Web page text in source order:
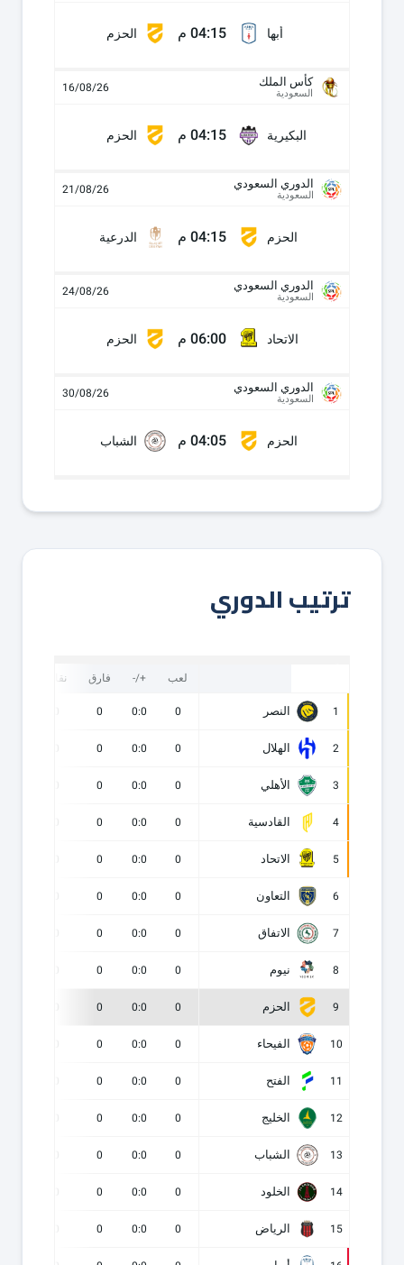
أبها 04:15 م الحزم
كأس الملك
السعودية 16/08/26
البكيرية 04:15 م الحزم
الدوري السعودي
السعودية 21/08/26
الحزم 04:15 م الدرعية
الدوري السعودي
السعودية 24/08/26
الاتحاد 06:00 م الحزم
الدوري السعودي
السعودية 30/08/26
الحزم 04:05 م الشباب
ترتيب الدوري
لعب +/- فارق نقاط
1 النصر 0
0:0
0
2 الهلال 0
0:0
0
3 الأهلي 0
0:0
0
4 القادسية 0
0:0
0
5 الاتحاد 0
0:0
0
6 التعاون 0
0:0
0
7 الاتفاق 0
0:0
0
8 نيوم 0
0:0
0
9 الحزم 0
0:0
0
10 الفيحاء 0
0:0
0
11 الفتح 0
0:0
0
12 الخليج 0
0:0
0
13 الشباب 0
0:0
0
14 الخلود 0
0:0
0
15 الرياض 0
0:0
0